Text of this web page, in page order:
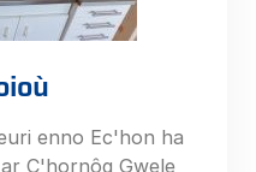
enno Ec'hon ha
C'hornôg Gwele